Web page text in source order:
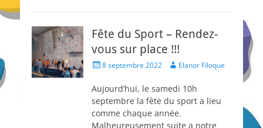
Fête du Sport – Rendez-
vous sur place !!!
Posted8 septembre 2022 AuthorElanor Filoque
Aujourd’hui, le samedi 10h
septembre la fête du sport a lieu
comme chaque année.
Malheureusement suite a notre